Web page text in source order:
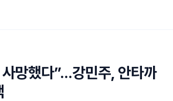
망했다”…강민주, 안타까